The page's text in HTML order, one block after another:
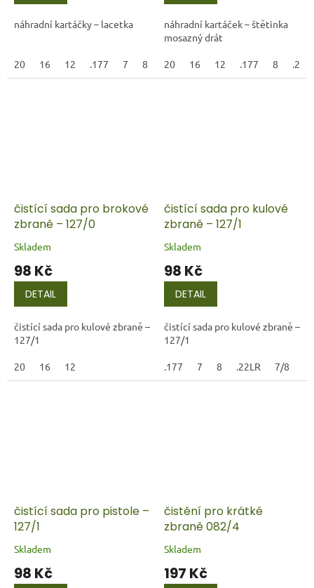
náhradní kartáčky – lacetka
20 16 12 .177 7 8 .22LR 6,35 7,65
náhradní kartáček – štětinka
mosazný drát
20 16 12 .177 8
čistící sada pro brokové
zbraně – 127/0
Skladem
98 Kč
DETAIL
čistící sada pro kulové zbraně –
127/1
20 16 12
čistící sada pro kulové
zbraně – 127/1
Skladem
98 Kč
DETAIL
čistící sada pro kulové zbraně –
127/1
.177 7 8 .22LR 7/8
čistící sada pro pistole –
127/1
Skladem
98 Kč
čistění pro krátké
zbraně 082/4
Skladem
197 Kč